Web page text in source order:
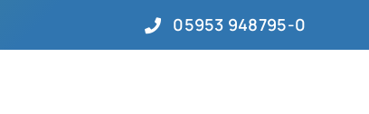
05953 948795-0